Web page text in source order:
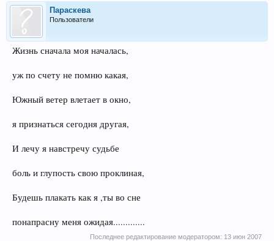
Параскева
Пользователи
Жизнь сначала моя началась,
уж по счету не помню какая,
Южный ветер влетает в окно,
я признаться сегодня другая,
И лечу я навстречу судьбе
боль и глупость свою проклиная,
Будешь плакать как я ,ты во сне
понапрасну меня ожидая.............
Последнее редактирование модератором: 13 июн 2007